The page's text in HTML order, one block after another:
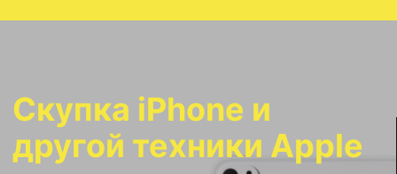
Скупка iPhone и
другой техники Apple